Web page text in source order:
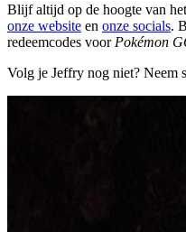
Blijf altijd op de hoogte van
onze website en onze socials.
redeemcodes voor Pokémon
Volg je Jeffry nog niet? Neem